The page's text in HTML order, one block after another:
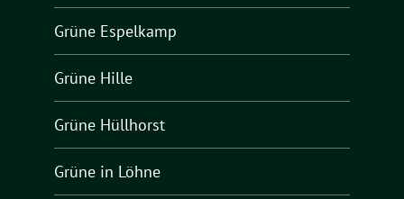
Grüne Espelkamp
Grüne Hille
Grüne Hüllhorst
Grüne in Löhne